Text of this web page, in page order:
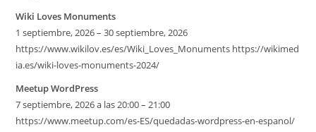
Wiki Loves Monuments
1 septiembre, 2026 – 30 septiembre, 2026
https://www.wikilov.es/es/Wiki_Loves_Monuments https://wikimed
ia.es/wiki-loves-monuments-2024/
Meetup WordPress
7 septiembre, 2026 a las 20:00 – 21:00
https://www.meetup.com/es-ES/quedadas-wordpress-en-espanol/